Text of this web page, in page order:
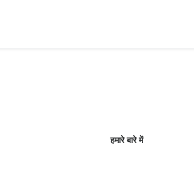
हमारे बारे में